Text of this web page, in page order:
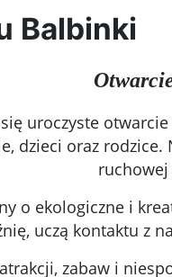
Balbinki
uroczyste
dzieci oraz
o ekologiczne i
uczą kontaktu z
zabaw i